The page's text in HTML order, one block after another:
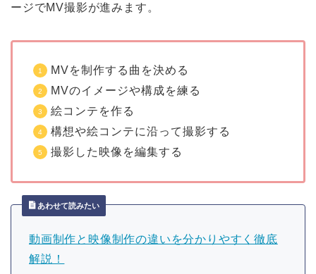
ージでMV撮影が進みます。
MVを制作する曲を決める
MVのイメージや構成を練る
絵コンテを作る
構想や絵コンテに沿って撮影する
撮影した映像を編集する
あわせて読みたい
動画制作と映像制作の違いを分かりやすく徹底
解説！